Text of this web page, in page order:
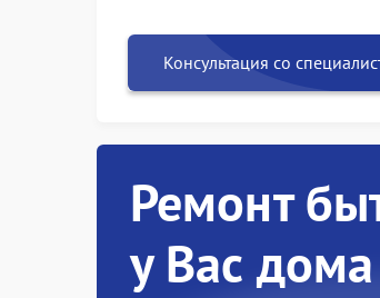
Консультация со
Ремонт
у Вас дома